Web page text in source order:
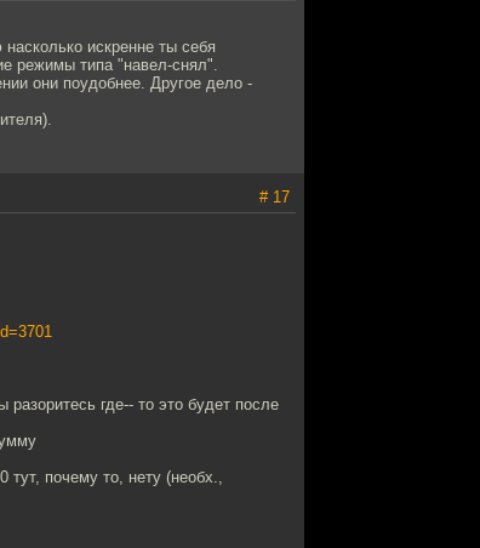
искренне ты себя
режимы типа "навел-снял".
они поудобнее. Другое дело -
# 17
где-- то это будет после
почему то, нету (необх.,